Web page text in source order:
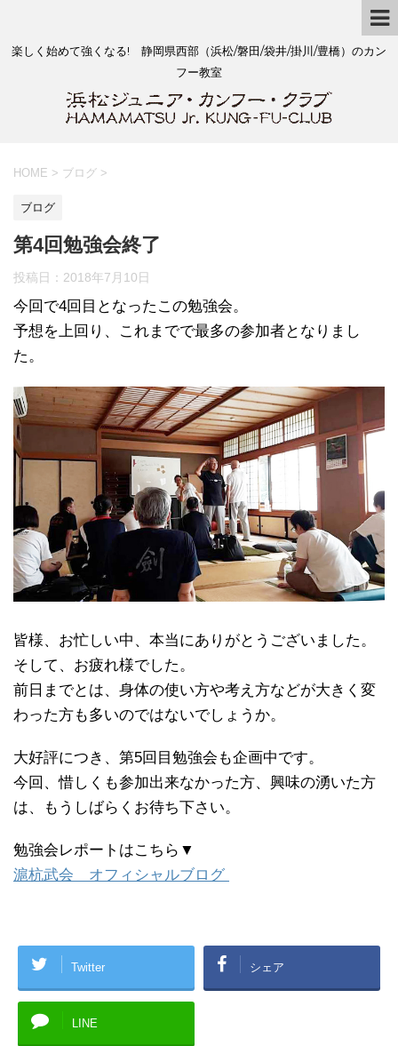
楽しく始めて強くなる! 静岡県西部（浜松/磐田/袋井/掛川/豊橋）のカン
フー教室
HOME > ブログ >
ブログ
第4回勉強会終了
投稿日： 2018年7月10日
今回で4回目となったこの勉強会。
予想を上回り、これまでで最多の参加者となりまし
た。
皆様、お忙しい中、本当にありがとうございました。
そして、お疲れ様でした。
前日までとは、身体の使い方や考え方などが大きく変
わった方も多いのではないでしょうか。
大好評につき、第5回目勉強会も企画中です。
今回、惜しくも参加出来なかった方、興味の湧いた方
は、もうしばらくお待ち下さい。
勉強会レポートはこちら▼
滬杭武会 オフィシャルブログ
Twitter シェア
LINE